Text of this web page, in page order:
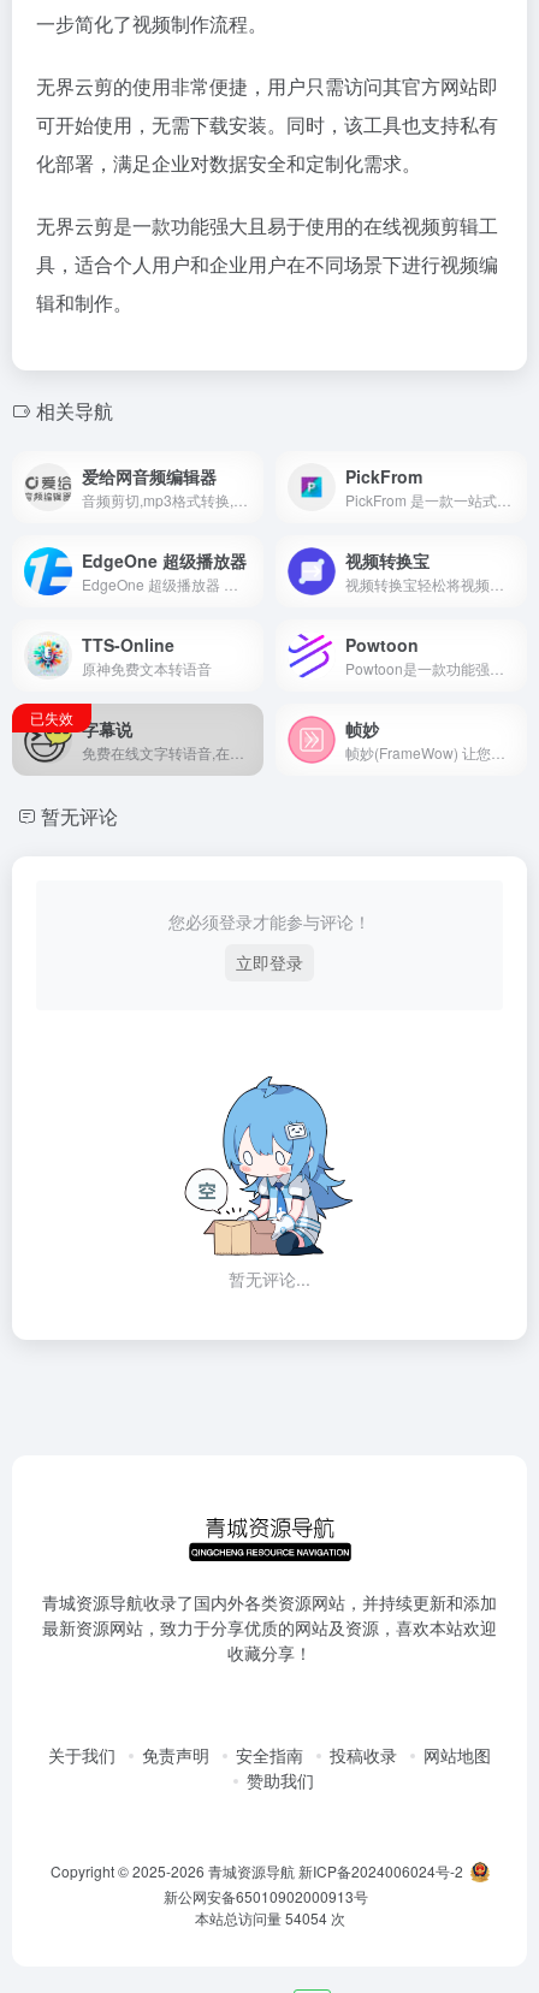
一步简化了视频制作流程。
无界云剪的使用非常便捷，用户只需访问其官方网站即
可开始使用，无需下载安装。同时，该工具也支持私有
化部署，满足企业对数据安全和定制化需求。
无界云剪是一款功能强大且易于使用的在线视频剪辑工
具，适合个人用户和企业用户在不同场景下进行视频编
辑和制作。
相关导航
爱给网音频编辑器 PickFrom
EdgeOne 超级播放器 视频转换宝
TTS-Online
原神免费文本转语音
Powtoon
字幕说 帧妙
暂无评论
您必须登录才能参与评论！
立即登录
暂无评论...
青城资源导航收录了国内外各类资源网站，并持续更新和添加
最新资源网站，致力于分享优质的网站及资源，喜欢本站欢迎
收藏分享！
关于我们 免责声明 安全指南 投稿收录
网站地图
赞助我们
Copyright © 2025-2026 青城资源导航 新ICP备2024006024号-2
新公网安备65010902000913号
本站总访问量54054次